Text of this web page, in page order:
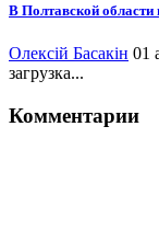
В Полтавской области
Олексій Басакін 01
загрузка...
Комментарии